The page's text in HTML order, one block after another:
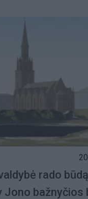
rado
Jono bažnyčios